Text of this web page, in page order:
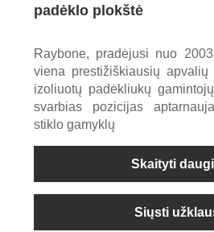
padėklo plokštė
Raybone, pradėjusi nuo
viena prestižiškiausių apvalių
izoliuotų padėkliukų
svarbias pozicijas
stiklo gamyklų
Skaityti
Siųsti